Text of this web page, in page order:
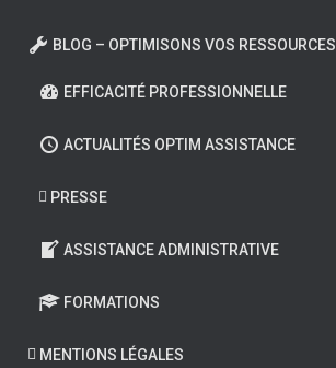
BLOG – OPTIMISONS VOS RESSOURCES
EFFICACITÉ PROFESSIONNELLE
ACTUALITÉS OPTIM ASSISTANCE
PRESSE
ASSISTANCE ADMINISTRATIVE
FORMATIONS
MENTIONS LÉGALES